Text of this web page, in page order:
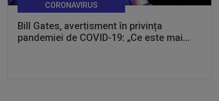
Bill Gates, avertisment în privința
pandemiei de COVID-19: „Ce este mai...
CORONAVIRUS